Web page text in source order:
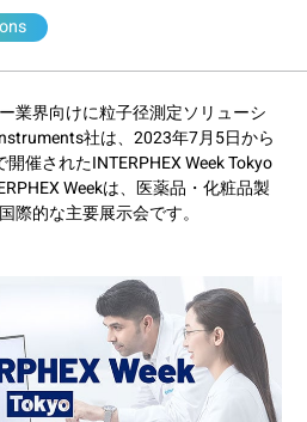
業界向けに粒子径測定ソリューシ
社は、2023年7月5日から
催されたINTERPHEX Week Tokyo
Weekは、医薬品・化粧品製
際的な主要展示会です。